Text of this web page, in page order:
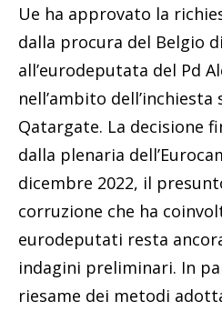
Ue ha approvato la
dalla procura del Belgio
all’eurodeputata del Pd
nell’ambito
Qatargate. La decisione
dalla plenaria
dicembre 2022, il
corruzione che ha
eurodeputati resta
indagini preliminari. In
riesame dei metodi